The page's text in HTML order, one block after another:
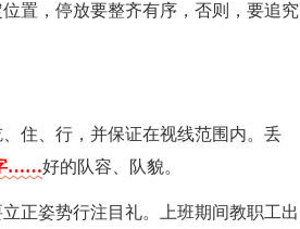
置，停放要整齐有序，否则，要追究
住、行，并保证在视线范围内。丢
……好的队容、队貌。
正姿势行注目礼。上班期间教职工出